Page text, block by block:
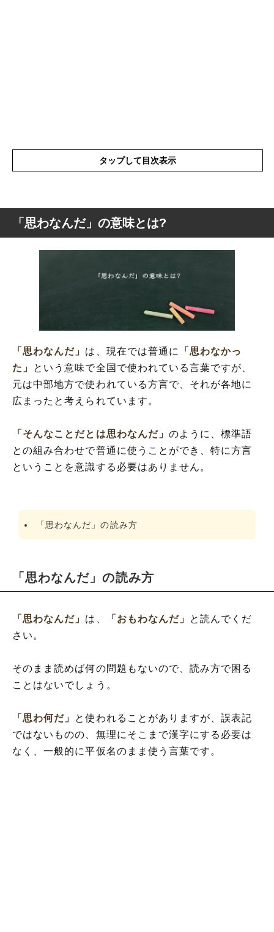
タップして目次表示
「思わなんだ」の意味とは?
「思わなんだ」の意味とは?
「思わなんだ」 は、現在では普通に
「思わなかっ
た」
という意味で全国で使われている言葉ですが、
元は中部地方で使われている方言で、それが各地に
広まったと考えられています。
「そんなことだとは思わなんだ」 のように、標準語
との組み合わせで普通に使うことができ、特に方言
ということを意識する必要はありません。
「思わなんだ」の読み方
「思わなんだ」の読み方
「思わなんだ」 は、 「おもわなんだ」
と読んでくだ
さい。
そのまま読めば何の問題もないので、読み方で困る
ことはないでしょう。
「思わ何だ」 と使われることがありますが、誤表記
ではないものの、無理にそこまで漢字にする必要は
なく、一般的に平仮名のまま使う言葉です。